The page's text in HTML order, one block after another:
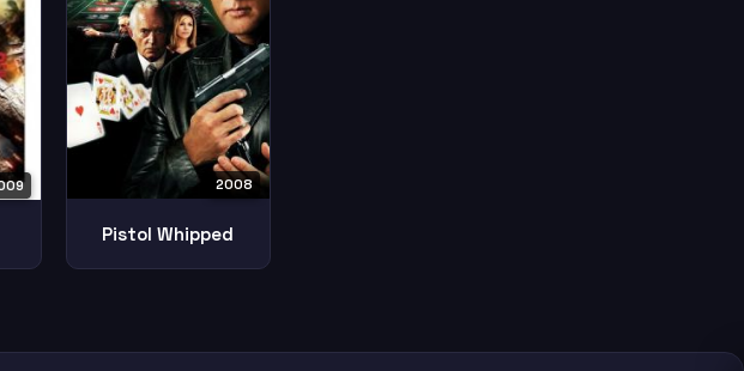
2008
Pistol Whipped